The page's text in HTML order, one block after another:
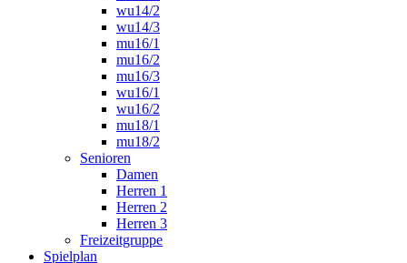
wu14/2
wu14/3
mu16/1
mu16/2
mu16/3
wu16/1
wu16/2
mu18/1
mu18/2
Senioren
Damen
Herren 1
Herren 2
Herren 3
Freizeitgruppe
Spielplan